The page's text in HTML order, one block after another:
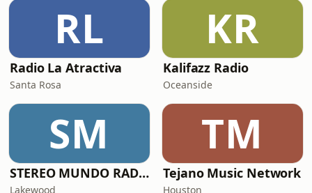
RL
Radio La Atractiva
Santa Rosa
KR
Kalifazz Radio
Oceanside
SM
STEREO MUNDO RADIO
Lakewood
TM
Tejano Music Network
Houston